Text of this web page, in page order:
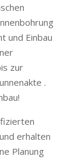
und Einbau
zur
.
erhalten
Planung